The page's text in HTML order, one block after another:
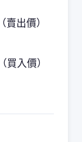
（賣出價）
（買入價）